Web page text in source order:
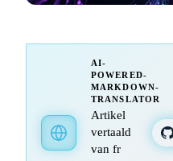
AI-
POWERED-
MARKDOWN-
TRANSLATOR
Artikel
vertaald
van fr